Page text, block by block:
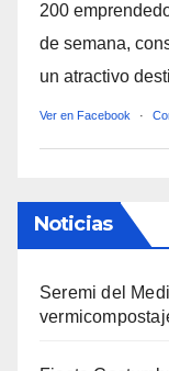
200
de semana,
un atractivo
Ver en Facebook ·
Noticias
Seremi del